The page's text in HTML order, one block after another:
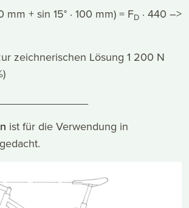
mm + sin 15° · 100 mm) = FD · 440 –>
zeichnerischen Lösung 1 200 N
ist für die Verwendung in
gedacht.